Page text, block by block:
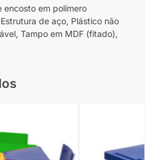
encosto em polímero
de aço, Plástico não
Tampo em MDF (fitado),